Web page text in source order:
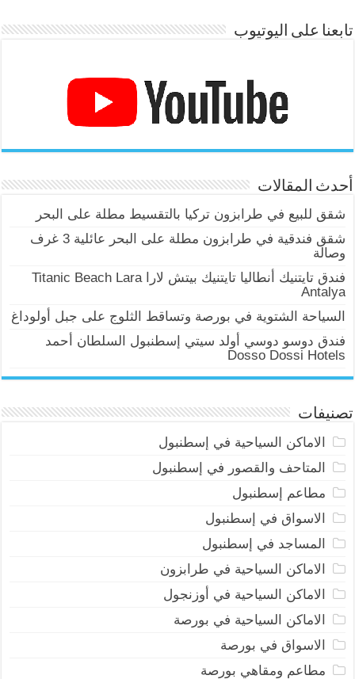
تابعنا على اليوتيوب
أحدث المقالات
شقق للبيع في طرابزون تركيا بالتقسيط مطلة على البحر
شقق فندقية في طرابزون مطلة على البحر عائلية 3 غرف
وصالة
فندق تايتنيك أنطاليا تايتنيك بيتش لارا Titanic Beach Lara
Antalya
السياحة الشتوية في بورصة وتساقط الثلوج على جبل أولوداغ
فندق دوسو دوسي أولد سيتي إسطنبول السلطان أحمد
Dosso Dossi Hotels
تصنيفات
الاماكن السياحية في إسطنبول
المتاحف والقصور في إسطنبول
مطاعم إسطنبول
الاسواق في إسطنبول
المساجد في إسطنبول
الاماكن السياحية في طرابزون
الاماكن السياحية في أوزنجول
الاماكن السياحية في بورصة
الاسواق في بورصة
مطاعم ومقاهي بورصة